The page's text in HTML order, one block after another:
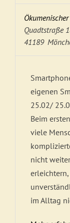
Quadtstraße
41189
eigenen
25.02/
Beim
viele
nicht
im Alltag